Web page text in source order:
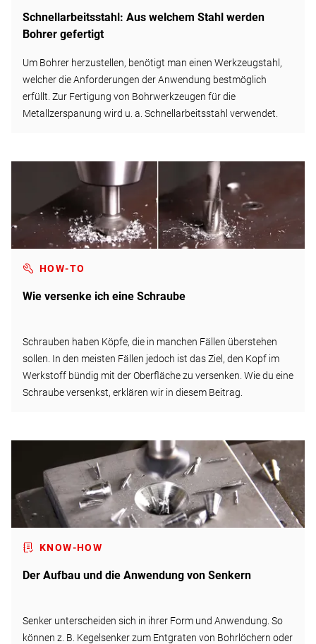
Schnellarbeitsstahl: Aus welchem Stahl werden
Bohrer gefertigt
Um Bohrer herzustellen, benötigt man einen Werkzeugstahl,
welcher die Anforderungen der Anwendung bestmöglich
erfüllt. Zur Fertigung von Bohrwerkzeugen für die
Metallzerspanung wird u. a. Schnellarbeitsstahl verwendet.
HOW-TO
Wie versenke ich eine Schraube
Schrauben haben Köpfe, die in manchen Fällen überstehen
sollen. In den meisten Fällen jedoch ist das Ziel, den Kopf im
Werkstoff bündig mit der Oberfläche zu versenken. Wie du eine
Schraube versenkst, erklären wir in diesem Beitrag.
KNOW-HOW
Der Aufbau und die Anwendung von Senkern
Senker unterscheiden sich in ihrer Form und Anwendung. So
können z. B. Kegelsenker zum Entgraten von Bohrlöchern oder